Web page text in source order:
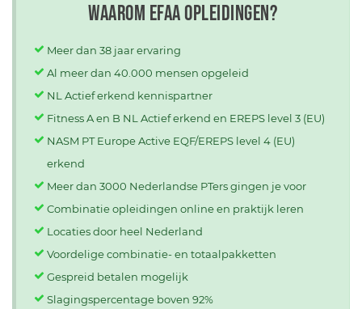
Waarom EFAA opleidingen?
Meer dan 38 jaar ervaring
Al meer dan 40.000 mensen opgeleid
NL Actief erkend kennispartner
Fitness A en B NL Actief erkend en EREPS level 3 (EU)
NASM PT Europe Active EQF/EREPS level 4 (EU)
erkend
Meer dan 3000 Nederlandse PTers gingen je voor
Combinatie opleidingen online en praktijk leren
Locaties door heel Nederland
Voordelige combinatie- en totaalpakketten
Gespreid betalen mogelijk
Slagingspercentage boven 92%